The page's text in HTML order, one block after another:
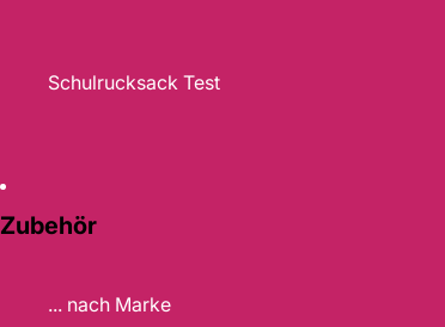
Schulrucksack Test
Zubehör
... nach Marke